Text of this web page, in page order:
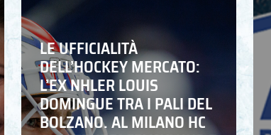
LE UFFICIALITÀ
DELL’HOCKEY MERCATO:
L’EX NHLER LOUIS
DOMINGUE TRA I PALI DEL
BOLZANO. AL MILANO HC